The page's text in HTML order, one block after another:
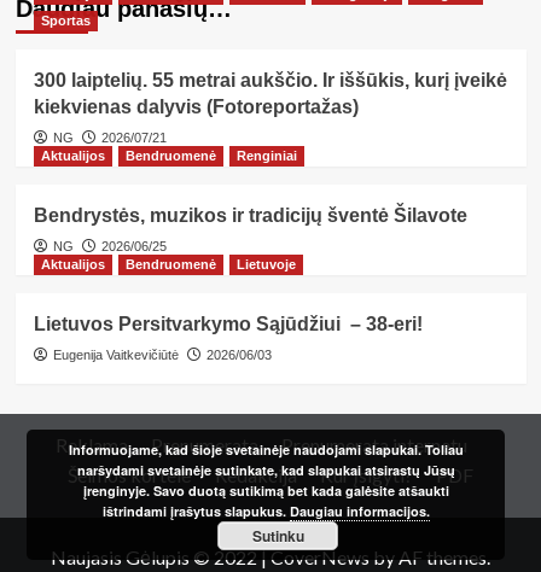
Daugiau panašių…
Sportas
300 laiptelių. 55 metrai aukščio. Ir iššūkis, kurį įveikė
kiekvienas dalyvis (Fotoreportažas)
NG
2026/07/21
Aktualijos
Bendruomenė Renginiai
Bendrystės, muzikos ir tradicijų šventė Šilavote
NG
2026/06/25
Aktualijos
Bendruomenė Lietuvoje
Lietuvos Persitvarkymo Sąjūdžiui – 38-eri!
Eugenija Vaitkevičiūtė 2026/06/03
Reklama Prenumerata
Prenumerata internetu
Šeimos kortelė
Redakcija Kur įsigyti? PDF
Naujasis Gėlupis © 2022|CoverNews by AF themes.
Informuojame, kad šioje svetainėje naudojami slapukai. Toliau
naršydami svetainėje sutinkate, kad slapukai atsirastų Jūsų
įrenginyje. Savo duotą sutikimą bet kada galėsite atšaukti
ištrindami įrašytus slapukus. Daugiau informacijos.
Sutinku